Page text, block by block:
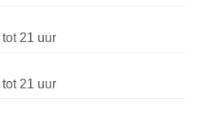
tot 21 uur
tot 21 uur